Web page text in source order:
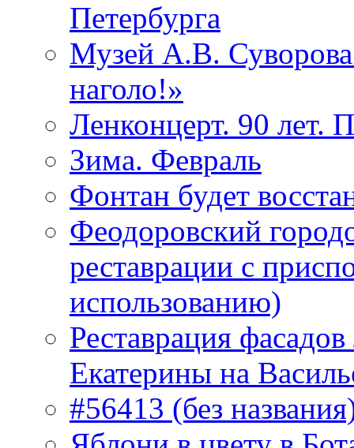
Петербурга
Музей А.В.
наголо!»
Ленконцерт. 90 лет.
Зима. Февраль
Фонтан будет
Феодоровский
реставрации с
использованию)
Реставрация
Екатерины на
#56413 (без